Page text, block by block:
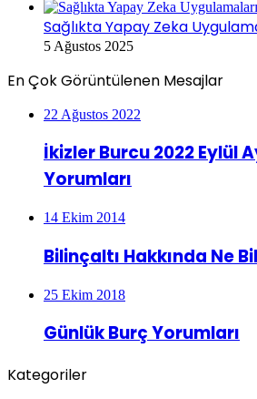
Sağlıkta Yapay Zeka
5 Ağustos 2025
En Çok Görüntülenen Mesajlar
22 Ağustos 2022
İkizler Burcu 2022 Eylül
Yorumları
14 Ekim 2014
Bilinçaltı Hakkında Ne
25 Ekim 2018
Günlük Burç Yorumları
Kategoriler